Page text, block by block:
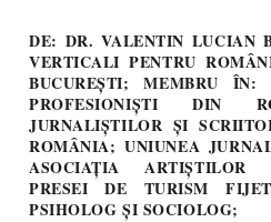
DE: DR. VALENTIN LUCIAN
VERTICALI PENTRU
BUCUREȘTI; MEMBRU ÎN:
PROFESIONIȘTI DIN
JURNALIȘTILOR ȘI
ROMÂNIA; UNIUNEA
ASOCIAȚIA ARTIȘTILOR
PRESEI DE TURISM
PSIHOLOG ȘI SOCIOLOG;